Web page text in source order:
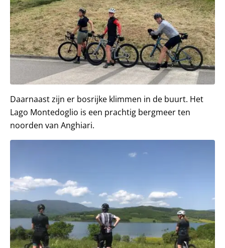
Daarnaast zijn er bosrijke klimmen in de buurt. Het
Lago Montedoglio is een prachtig bergmeer ten
noorden van Anghiari.